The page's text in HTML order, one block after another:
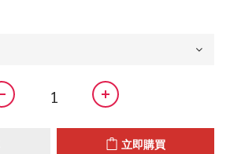
立即購買